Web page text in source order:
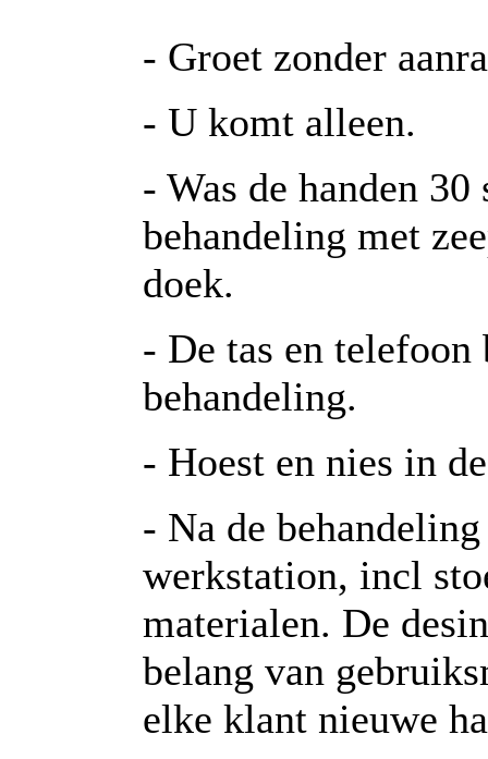
- Groet zonder
- U komt alleen.
- Was de handen
behandeling met
doek.
- De tas en
behandeling.
- Hoest en nies in
- Na de
werkstation, incl
materialen. De
belang van
elke klant nieuwe